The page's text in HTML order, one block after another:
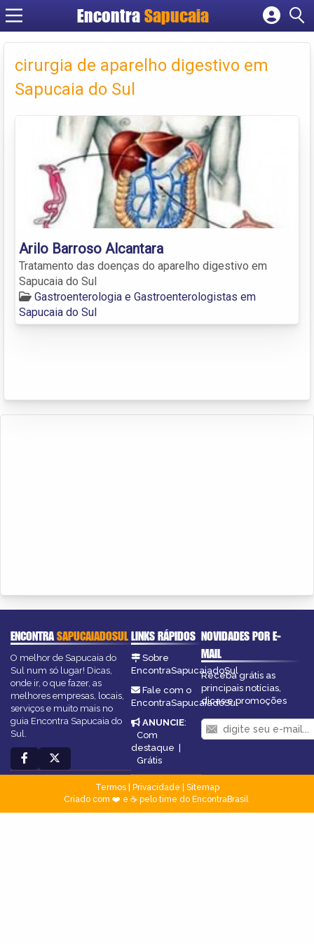
Encontra
Cadastrar empresa
Criar conta
cirurgia de aparelho digestivo em
Sapucaia do Sul
Arilo Barroso Alcantara
Tratamento das doenças do aparelho digestivo em
Sapucaia do Sul
Gastroenterologia e Gastroenterologistas em
Sapucaia do Sul
ENCONTRASAPUCAIADOSUL
O melhor de Sapucaia do
Sul num só lugar! Dicas,
onde ir, o que fazer, as
melhores empresas, locais,
serviços e muito mais no
guia Encontra Sapucaia do
Sul.
LINKS RÁPIDOS
Sobre
EncontraSapucaiadoSul
Fale com o
EncontraSapucaiadoSul
ANUNCIE:
Com
destaque |
Grátis
NOVIDADES POR E-
MAIL
Receba grátis as
principais notícias,
dicas e promoções
Termos| Privacidade
Sitemap
Criado com ❤️ e ☕ pelo time do EncontraBrasil